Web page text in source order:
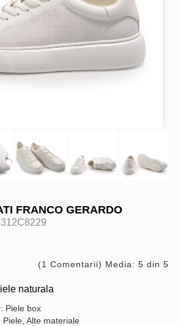
FRANCO GERARDO
(1 Comentarii) Media: 5 din 5
naturala
Piele box
Alte materiale